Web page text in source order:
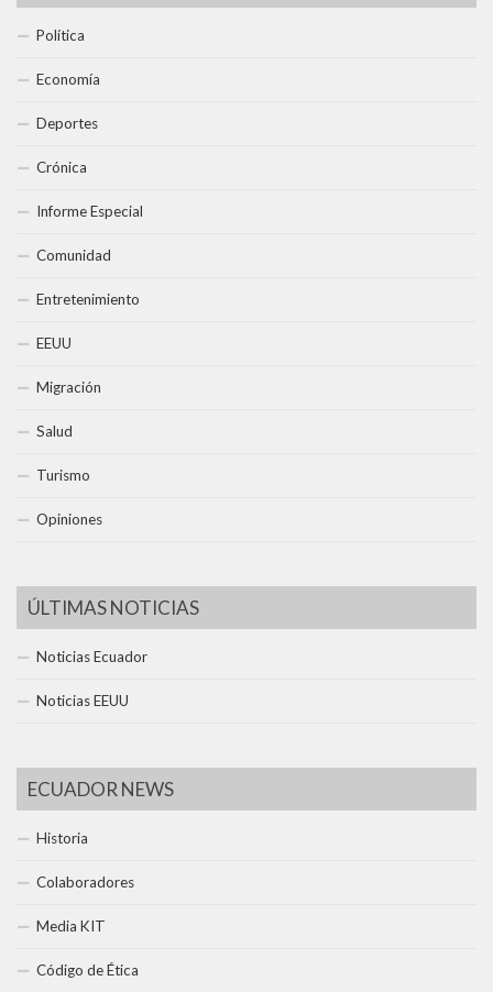
Política
Economía
Deportes
Crónica
Informe Especial
Comunidad
Entretenimiento
EEUU
Migración
Salud
Turismo
Opiniones
ÚLTIMAS NOTICIAS
Noticias Ecuador
Noticias EEUU
ECUADOR NEWS
Historia
Colaboradores
Media KIT
Código de Ética